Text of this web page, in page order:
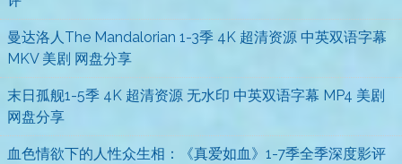
曼达洛人The Mandalorian 1-3季 4K 超清资源 中英双语字幕
MKV 美剧 网盘分享
末日孤舰1-5季 4K 超清资源 无水印 中英双语字幕 MP4 美剧
网盘分享
血色情欲下的人性众生相：《真爱如血》1-7季全季深度影评